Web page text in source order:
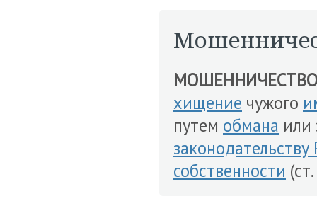
МОШЕННИЧЕСТВО
хищение чужого
путем обмана или
собственности